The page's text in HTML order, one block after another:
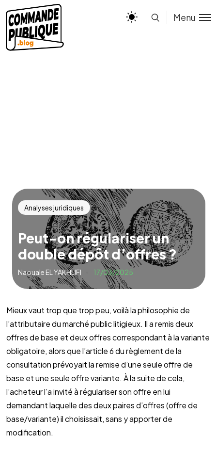
Menu
Analyses juridiques
Peut-on régulariser un
double dépôt d’offres ?
Naouale EL YAKHLIFI 17/03/2025
Mieux vaut trop que trop peu, voilà la philosophie de
l’attributaire du marché public litigieux. Il a remis deux
offres de base et deux offres correspondant à la variante
obligatoire, alors que l’article 6 du règlement de la
consultation prévoyait la remise d’une seule offre de
base et une seule offre variante. À la suite de cela,
l’acheteur l’a invité à régulariser son offre en lui
demandant laquelle des deux paires d’offres (offre de
base/variante) il choisissait, sans y apporter de
modification.